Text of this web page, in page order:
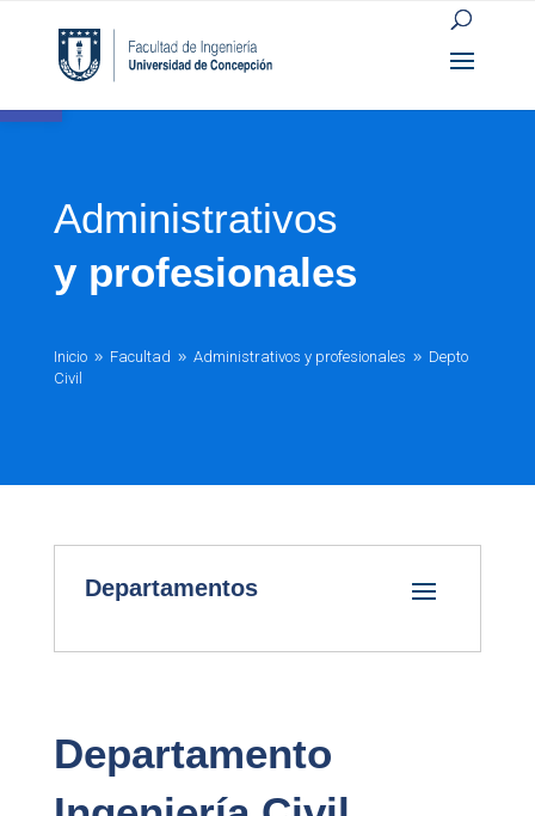
Open toolbar
Administrativos
y profesionales
Inicio 9 Facultad 9 Administrativos y profesionales 9 Depto
Civil
Departamentos
Departamento